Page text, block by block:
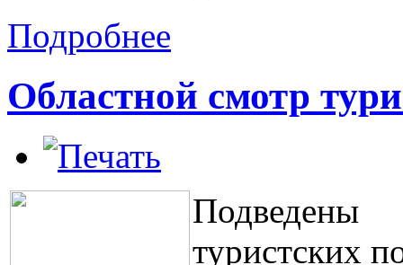
Подробнее
Областной смотр
Подведены
туристских